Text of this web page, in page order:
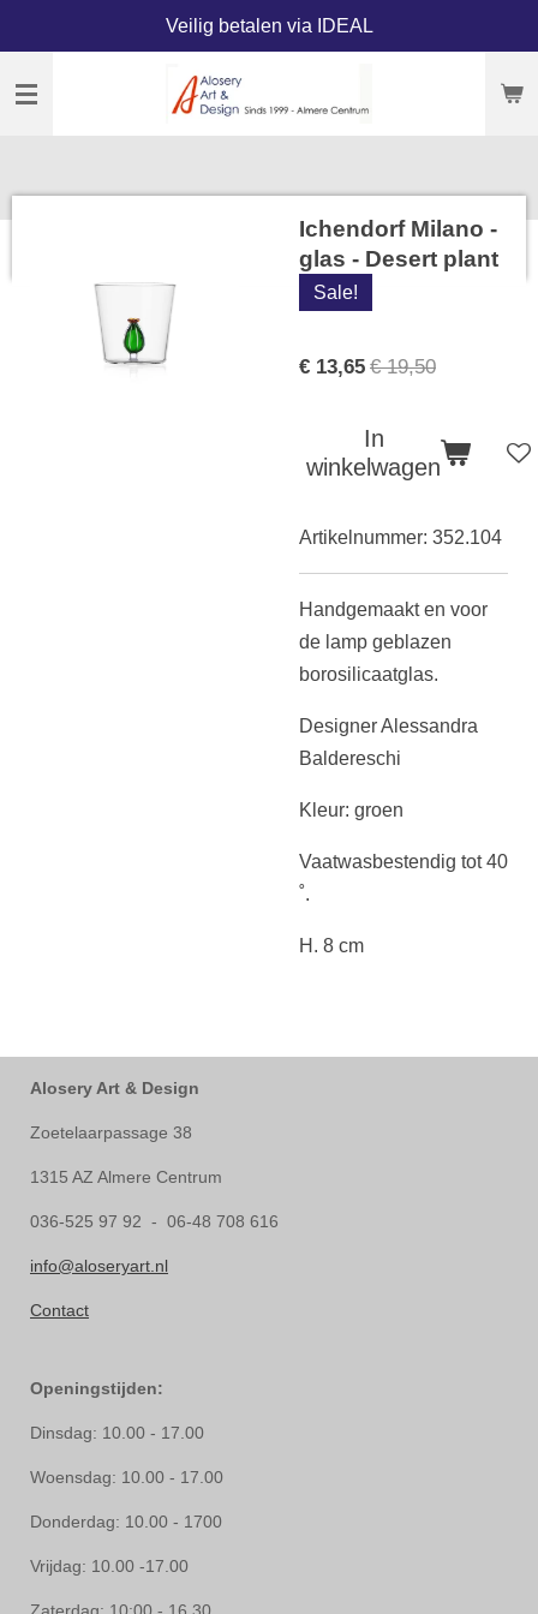
naar
Veilig betalen via IDEAL
Ichendorf Milano -
glas - Desert plant
Sale!
€ 13,65 € 19,50
In
winkelwagen
Artikelnummer: 352.104
Handgemaakt en voor
de lamp geblazen
borosilicaatglas.
Designer Alessandra
Baldereschi
Kleur: groen
Vaatwasbestendig tot 40
˚.
H. 8 cm
Alosery Art & Design
Zoetelaarpassage 38
1315 AZ Almere Centrum
036-525 97 92 - 06-48 708 616
info@aloseryart.nl
Contact
Openingstijden:
Dinsdag: 10.00 - 17.00
Woensdag: 10.00 - 17.00
Donderdag: 10.00 - 1700
Vrijdag: 10.00 -17.00